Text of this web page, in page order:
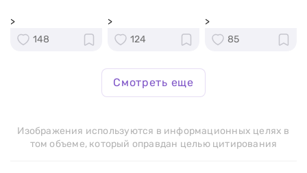
>
148
>
124
>
85
Смотреть еще
Изображения используются в информационных целях в
том объеме, который оправдан целью цитирования